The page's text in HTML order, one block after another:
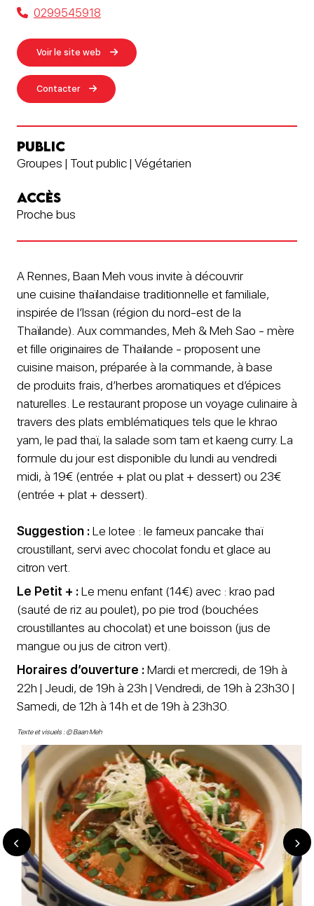
0299545918
Voir le site web
Contacter
PUBLIC
Groupes | Tout public | Végétarien
ACCÈS
Proche bus
A Rennes, Baan Meh vous invite à découvrir
une cuisine thaïlandaise traditionnelle et familiale,
inspirée de l’Issan (région du nord-est de la
Thaïlande). Aux commandes, Meh & Meh Sao - mère
et fille originaires de Thaïlande - proposent une
cuisine maison, préparée à la commande, à base
de produits frais, d’herbes aromatiques et d’épices
naturelles. Le restaurant propose un voyage culinaire à
travers des plats emblématiques tels que le khrao
yam, le pad thaï, la salade som tam et kaeng curry. La
formule du jour est disponible du lundi au vendredi
midi, à 19€ (entrée + plat ou plat + dessert) ou 23€
(entrée + plat + dessert).
Suggestion :Le lotee : le fameux pancake thaï
croustillant, servi avec chocolat fondu et glace au
citron vert.
Le Petit + :Le menu enfant (14€) avec : krao pad
(sauté de riz au poulet), po pie trod (bouchées
croustillantes au chocolat) et une boisson (jus de
mangue ou jus de citron vert).
Horaires d’ouverture :Mardi et mercredi, de 19h à
22h | Jeudi, de 19h à 23h | Vendredi, de 19h à 23h30 |
Samedi, de 12h à 14h et de 19h à 23h30.
Texte et visuels : © Baan Meh